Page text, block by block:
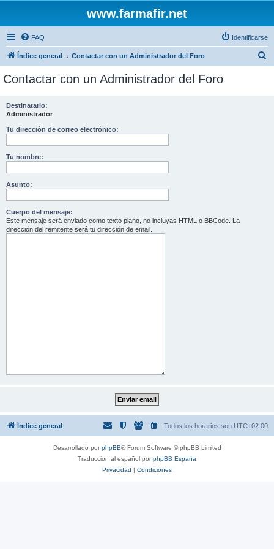
www.farmafir.net
FAQ Identificarse
Índice general Contactar con un Administrador del Foro
Contactar con un Administrador del Foro
Destinatario:
Administrador
Tu dirección de correo electrónico:
Tu nombre:
Asunto:
Cuerpo del mensaje:
Este mensaje será enviado como texto plano, no incluyas HTML o BBCode. La
dirección del remitente será tu dirección de email.
Índice general Todos los horarios son UTC+02:00
Desarrollado porphpBB® Forum Software © phpBB Limited
Traducción al español porphpBB España
Privacidad | Condiciones